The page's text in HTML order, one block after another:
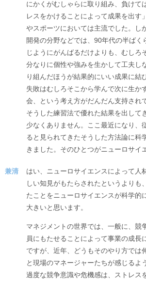
にかくがむしゃらに取り組み、負けて
レスをかけることによって成果を出す
やスポーツにおいては主流でした。し
開発の分野などでは、90年代の半ばく
じようにがんばるだけよりも、むしろ
分なりに個性や強みを生かして工夫し
り組んだほうが結果的にいい成果に結
失敗はむしろそこから学んで次に生か
会、という考え方がだんだん支持され
そうした練習法で優れた結果を出して
少なくありません。ここ最近になり、
ると見られてきたそうした方法論に科
きました。そのひとつがニューロサイ
兼清
はい、ニューロサイエンスによって人
しい知見がもたらされたというよりも
たことをニューロサイエンスが科学的
大きいと思います。
マネジメントの世界では、一般に、競
員にもたせることによって事業の成長
ですが、近年、どうもそのやり方では
と現場のマネージャーたちが感じるよ
過度な競争意識や危機感は、ストレス